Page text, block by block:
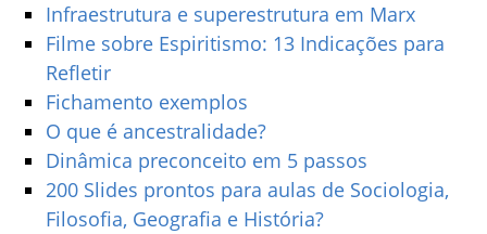
Infraestrutura e superestrutura em Marx
Filme sobre Espiritismo: 13 Indicações para
Refletir
Fichamento exemplos
O que é ancestralidade?
Dinâmica preconceito em 5 passos
200 Slides prontos para aulas de Sociologia,
Filosofia, Geografia e História?